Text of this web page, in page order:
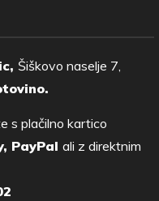
Šiškovo naselje 7,
s plačilno kartico
PayPal ali z direktnim